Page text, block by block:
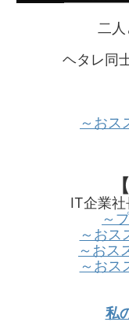
二
ヘタレ同
～おス
IT企業
～
～おス
～おス
～おス
私